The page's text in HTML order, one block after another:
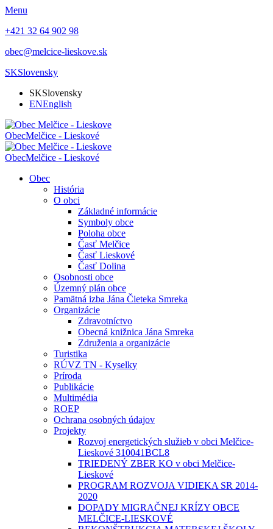
Menu
+421 32 64 902 98
obec@melcice-lieskove.sk
SKSlovensky
SKSlovensky
ENEnglish
ObecMelčice - Lieskové
ObecMelčice - Lieskové
Obec
História
O obci
Základné informácie
Symboly obce
Poloha obce
Časť Melčice
Časť Lieskové
Časť Dolina
Osobnosti obce
Územný plán obce
Pamätná izba Jána Čieteka Smreka
Organizácie
Zdravotníctvo
Obecná knižnica Jána Smreka
Združenia a organizácie
Turistika
RÚVZ TN - Kyselky
Príroda
Publikácie
Multimédia
ROEP
Ochrana osobných údajov
Projekty
Rozvoj energetických služieb v obci Melčice-
Lieskové 310041BCL8
TRIEDENÝ ZBER KO v obci Melčice-
Lieskové
PROGRAM ROZVOJA VIDIEKA SR 2014-
2020
DOPADY MIGRAČNEJ KRÍZY OBCE
MELČICE-LIESKOVÉ